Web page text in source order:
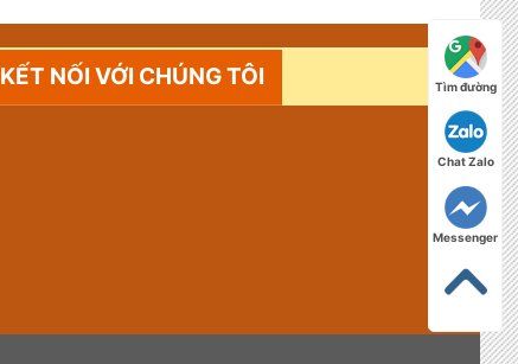
KẾT NỐI VỚI CHÚNG TÔI Tìm đường
Chat Zalo
Messenger